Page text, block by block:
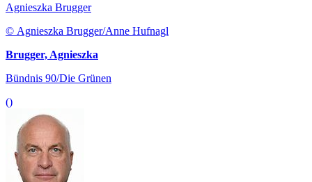
Agnieszka Brugger
© Agnieszka Brugger/Anne Hufnagl
Brugger, Agnieszka
Bündnis 90/Die Grünen
()